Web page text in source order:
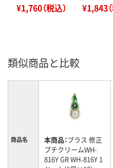
¥1,760（税込） ¥1,843
類似商品と比較
商品名 本商品：プラス 修正
プチクリームWH-
816Y GR WH-816Y 1